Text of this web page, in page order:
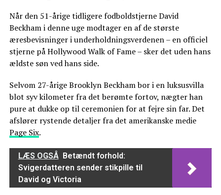
Når den 51-årige tidligere fodboldstjerne David
Beckham i denne uge modtager en af de største
æresbevisninger i underholdningsverdenen – en officiel
stjerne på Hollywood Walk of Fame – sker det uden hans
ældste søn ved hans side.
Selvom 27-årige Brooklyn Beckham bor i en luksusvilla
blot syv kilometer fra det berømte fortov, nægter han
pure at dukke op til ceremonien for at fejre sin far. Det
afslører rystende detaljer fra det amerikanske medie
Page Six.
LÆS OGSÅ Betændt forhold:
Svigerdatteren sender stikpille til
David og Victoria